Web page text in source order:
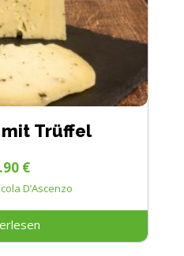
Trüffel
D’Ascenzo
€